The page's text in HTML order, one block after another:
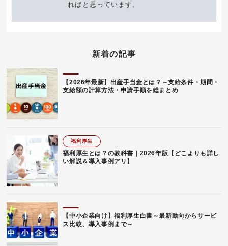
ればと思っています。
新着の記事
【2026年最新】出産手当金とは？～支給条件・期間・
支給額の計算方法・申請手順を総まとめ
福利厚生
福利厚生とは？の教科書｜2026年版【どこよりも詳し
い解説＆導入事例アリ】
【中小企業向け】福利厚生白書～最新動向からサービ
ス比較、導入事例まで～